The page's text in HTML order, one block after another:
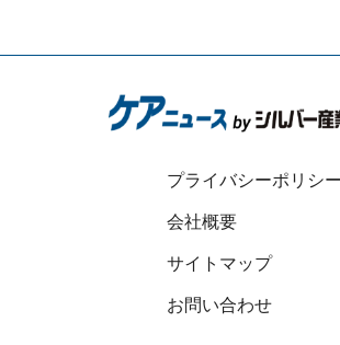
プライバシーポリシー
会社概要
サイトマップ
お問い合わせ